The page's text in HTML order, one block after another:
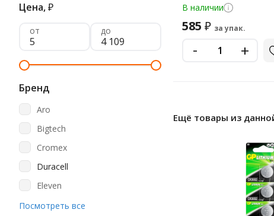
Цена,₽
от до
Бренд
Aro
Bigtech
Cromex
Duracell
Eleven
Energizer
Посмотреть все
В наличии
585 ₽ за упак.
- +
Ещё товары из